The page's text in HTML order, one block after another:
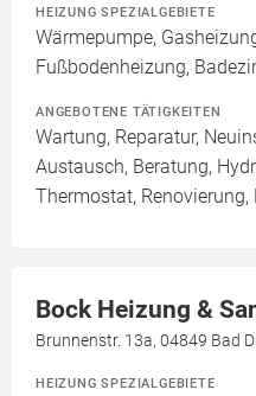
HEIZUNG SPEZIALGEBIETE
Wärmepumpe,
Fußbodenheizung,
ANGEBOTENE TÄTIGKEITEN
Wartung, Reparatur,
Austausch, Beratung,
Thermostat,
Bock Heizung &
Brunnenstr. 13a, 04849 Bad
HEIZUNG SPEZIALGEBIETE